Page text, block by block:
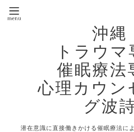
沖縄
トラウマ
催眠療法
心理カウン
グ波
潜在意識に直接働きかける催眠療法に